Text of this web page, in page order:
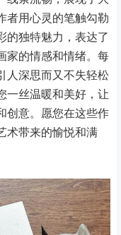
者用心灵的笔触勾勒
的独特魅力，表达了
家的情感和情绪。每
人深思而又不失轻松
一丝温暖和美好，让
创意。愿您在这些作
术带来的愉悦和满